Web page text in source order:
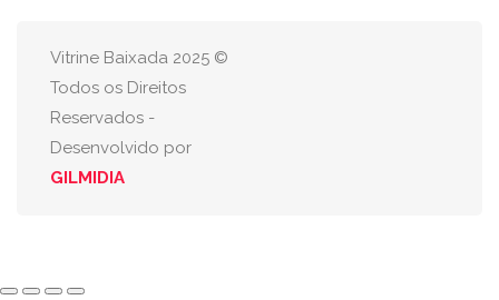
Vitrine Baixada 2025 ©
Todos os Direitos
Reservados -
Desenvolvido por
GILMIDIA